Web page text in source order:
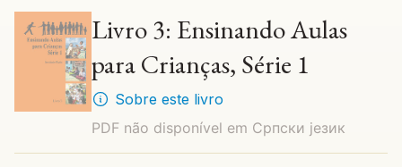
Livro 3: Ensinando Aulas
para Crianças, Série 1
Sobre este livro
PDF não disponível em Cрпски језик